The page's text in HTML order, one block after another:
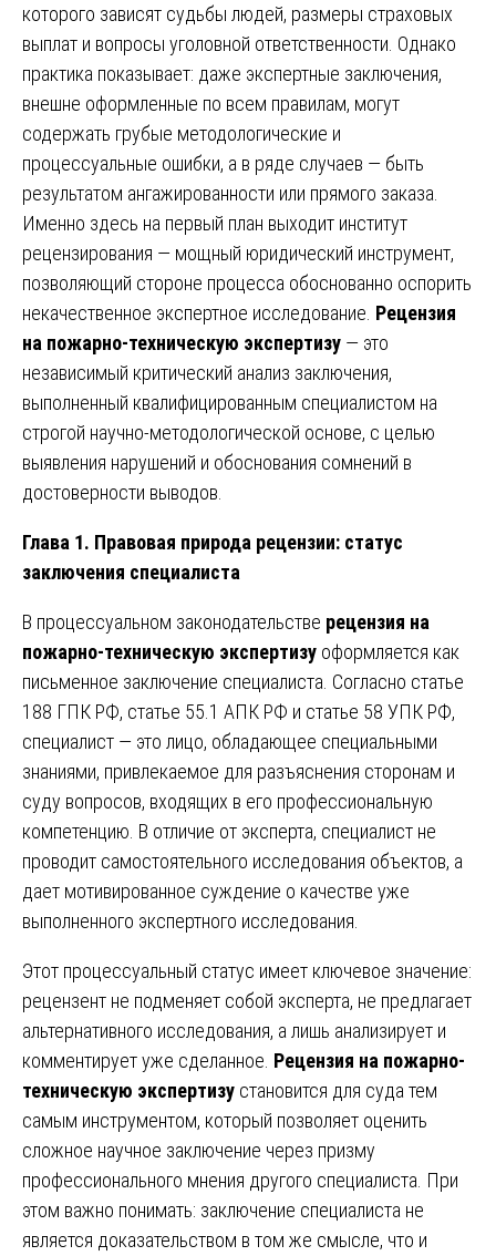
которого зависят судьбы людей, размеры страховых
выплат и вопросы уголовной ответственности. Однако
практика показывает: даже экспертные заключения,
внешне оформленные по всем правилам, могут
содержать грубые методологические и
процессуальные ошибки, а в ряде случаев — быть
результатом ангажированности или прямого заказа.
Именно здесь на первый план выходит институт
рецензирования — мощный юридический инструмент,
позволяющий стороне процесса обоснованно оспорить
некачественное экспертное исследование. Рецензия
на пожарно-техническую экспертизу — это
независимый критический анализ заключения,
выполненный квалифицированным специалистом на
строгой научно-методологической основе, с целью
выявления нарушений и обоснования сомнений в
достоверности выводов.
Глава 1. Правовая природа рецензии: статус
заключения специалиста
В процессуальном законодательстве рецензия на
пожарно-техническую экспертизу оформляется как
письменное заключение специалиста. Согласно статье
188 ГПК РФ, статье 55.1 АПК РФ и статье 58 УПК РФ,
специалист — это лицо, обладающее специальными
знаниями, привлекаемое для разъяснения сторонам и
суду вопросов, входящих в его профессиональную
компетенцию. В отличие от эксперта, специалист не
проводит самостоятельного исследования объектов, а
дает мотивированное суждение о качестве уже
выполненного экспертного исследования.
Этот процессуальный статус имеет ключевое значение:
рецензент не подменяет собой эксперта, не предлагает
альтернативного исследования, а лишь анализирует и
комментирует уже сделанное. Рецензия на пожарно-
техническую экспертизу становится для суда тем
самым инструментом, который позволяет оценить
сложное научное заключение через призму
профессионального мнения другого специалиста. При
этом важно понимать: заключение специалиста не
является доказательством в том же смысле, что и